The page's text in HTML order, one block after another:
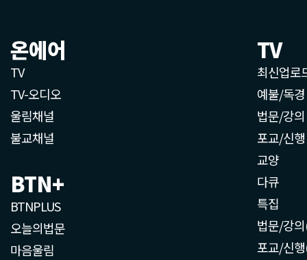
온에어
TV
TV-오디오
울림채널
불교채널
BTN+
BTNPLUS
오늘의법문
마음울림
TV
최신업로
예불/독경
법문/강의
포교/신행
교양
다큐
특집
법문/강
포교/신